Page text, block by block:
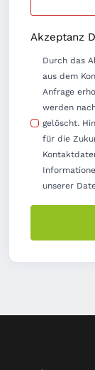
Akzeptanz
Durch das
aus dem
Anfrage
werden
gelöscht.
für die
unserer